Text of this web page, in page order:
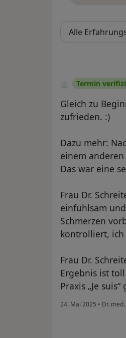
Termin
Gleich zu
zufrieden. :)
Dazu mehr:
einem anderen
Das war eine
Frau Dr.
einfühlsam
Schmerzen
kontrolliert,
Frau Dr.
Ergebnis ist
Praxis „Je
24. Mai 2025 • Dr.